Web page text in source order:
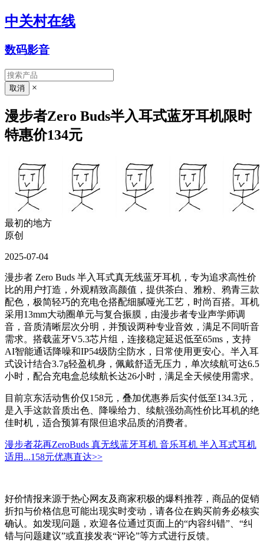
中关村在线
数码影音
×
漫步者Zero Buds半入耳式蓝牙耳机限时
特惠价134元
最初的地方
原创
2025-07-04
漫步者 Zero Buds 半入耳式真无线蓝牙耳机，专为追求高性价
比的用户打造，外观精致高颜值，提供茶白、雅粉、鸦青三款
配色，极简轻巧的充电仓搭配细腻哑光工艺，时尚百搭。耳机
采用13mm大动圈单元与复合振膜，由漫步者专业声学师调
音，音质清晰层次分明，并预设两种专业音效，满足不同听音
需求。搭载蓝牙V5.3芯片组，连接稳定延迟低至65ms，支持
AI智能通话降噪和IP54级防尘防水，日常使用更安心。半入耳
式设计结合3.7g轻盈机身，佩戴舒适无压力，单次续航可达6.5
小时，配合充电盒总续航长达26小时，满足全天候使用需求。
目前京东活动售价仅158元，叠加优惠券后实付低至134.3元，
是入手这款音质出色、降噪给力、续航强劲高性价比耳机的绝
佳时机，适合预算有限但追求品质的消费者。
漫步者花再ZeroBuds 真无线蓝牙耳机 音乐耳机 半入耳式耳机
适用...158元优惠直达>>
好价情报来源于热心网友及商家积极的爆料推荐，商品的促销
折扣与价格信息可能出现实时变动，请各位在购买前务必核实
确认。如发现问题，欢迎各位通过页面上的“内容纠错”、“纠
错与问题建议”或直接发表“评论”等方式进行反馈。